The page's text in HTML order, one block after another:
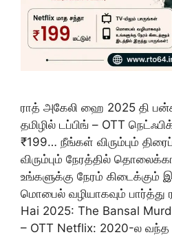
ராத் அகேலி ஹை 2025 தி
தமிழில் டப்பிங் – OTT
₹199… நீங்கள் விரும்பும்
விரும்பும் நேரத்தில்
உங்களுக்கு நேரம் கிடைக்கும்
மொபைல் வழியாகவும் பார்த்து
Hai 2025: The Bansal
– OTT Netflix: 2020-ல வந்த